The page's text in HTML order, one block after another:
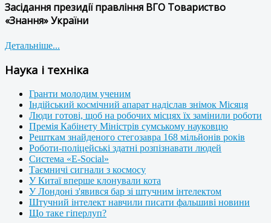
Засідання президії правління ВГО Товариство
«Знання» України
Детальніше...
Наука і техніка
Гранти молодим ученим
Індійський космічний апарат надіслав знімок Місяця
Люди готові, щоб на робочих місцях їх замінили роботи
Премія Кабінету Міністрів сумському науковцю
Решткам знайденого стегозавра 168 мільйонів років
Роботи-поліцейські здатні розпізнавати людей
Система «E-Social»
Таємничі сигнали з космосу
У Китаї вперше клонували кота
У Лондоні з'явився бар зі штучним інтелектом
Штучний інтелект навчили писати фальшиві новини
Що таке гіперлуп?